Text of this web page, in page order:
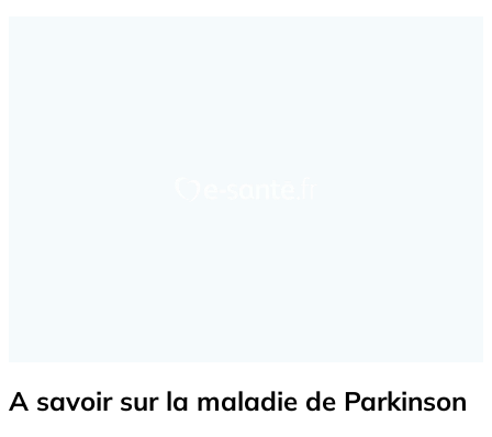
A savoir sur la maladie de Parkinson